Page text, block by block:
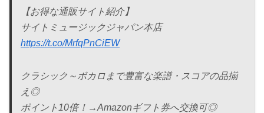
【お得な通販サイト紹介】
サイトミュージックジャパン本店
https://t.co/MrfqPnCiEW
クラシック～ボカロまで豊富な楽譜・スコアの品揃
え◎
ポイント10倍！→Amazonギフト券へ交換可◎